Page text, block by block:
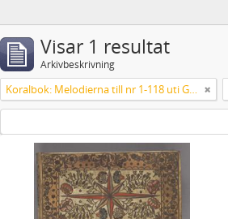
Visar 1 resultat
Arkivbeskrivning
Koralbok: Melodierna till nr 1-118 uti Gamla Psalmboken, enstämmigt satta